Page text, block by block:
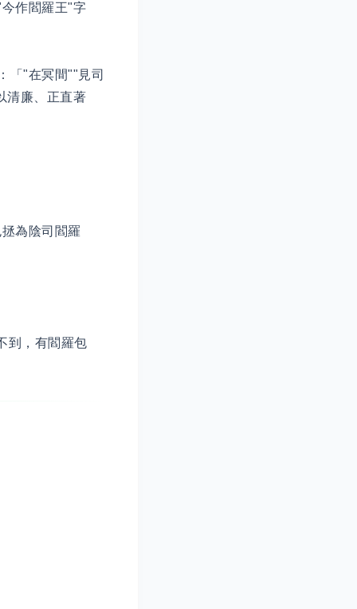
作閻羅王"字
「"在冥間""見司
清廉、正直著
為陰司閻羅
到，有閻羅包